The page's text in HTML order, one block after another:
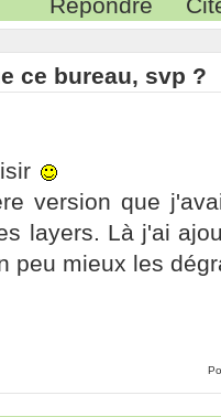
ce bureau, svp ?
version que
layers. Là j'ai
peu mieux les